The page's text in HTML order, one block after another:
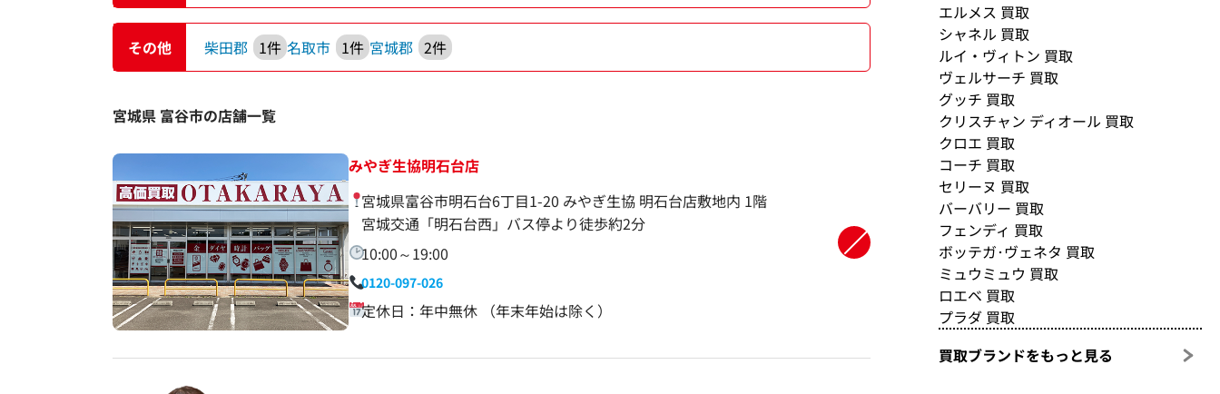
その他 柴田郡 1件 名取市 1件 宮城郡 2件
宮城県 富谷市の店舗一覧
みやぎ生協明石台店
宮城県富谷市明石台6丁目1-20 みやぎ生協 明石台店敷地内 1階
宮城交通「明石台西」バス停より徒歩約2分
10:00～19:00
0120-097-026
定休日：年中無休 （年末年始は除く）
エルメス 買取
シャネル 買取
ルイ・ヴィトン 買取
ヴェルサーチ 買取
グッチ 買取
クリスチャン ディオール 買取
クロエ 買取
コーチ 買取
セリーヌ 買取
バーバリー 買取
フェンディ 買取
ボッテガ･ヴェネタ 買取
ミュウミュウ 買取
ロエベ 買取
プラダ 買取
買取ブランドをもっと見る